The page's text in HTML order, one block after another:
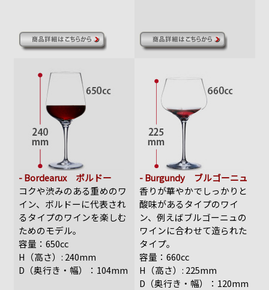
- Bordearux ボルドー
コクや渋みのある重めのワ
イン、ボルドーに代表され
るタイプのワインを楽しむ
ためのモデル。
容量：650cc
H（高さ）: 240mm
D（奥行き・幅）：104mm
- Burgundy ブルゴーニュ
香りが華やかでしっかりと
酸味があるタイプのワイ
ン、例えばブルゴーニュの
ワインに合わせて造られた
タイプ。
容量：660cc
H（高さ）: 225mm
D（奥行き・幅）：120mm